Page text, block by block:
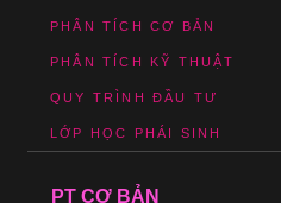
PHÂN TÍCH CƠ BẢN
PHÂN TÍCH KỸ THUẬT
QUY TRÌNH ĐẦU TƯ
LỚP HỌC PHÁI SINH
PT CƠ BẢN